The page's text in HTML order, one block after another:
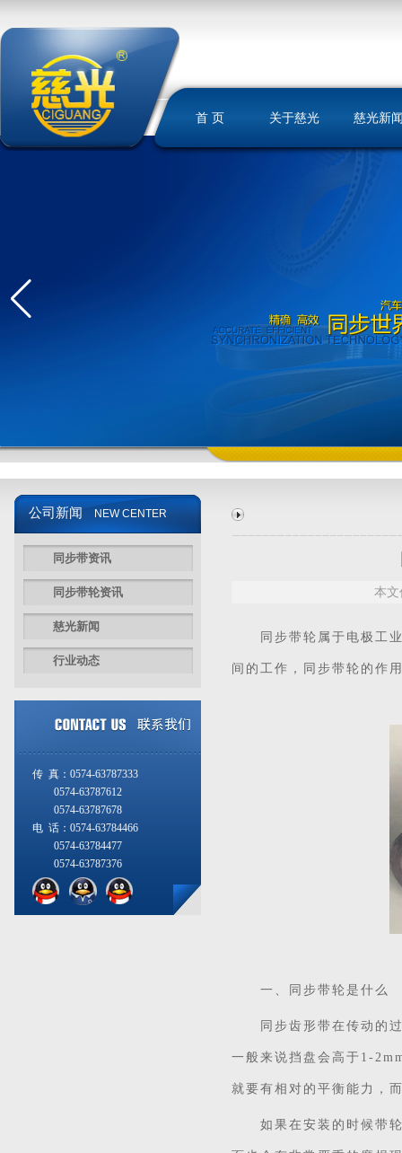
首 页 关于慈光 慈光新
公司新闻 NEW CENTER
同步带资讯
同步带轮资讯
慈光新闻
行业动态
传 真：0574-63787333
0574-63787612
0574-63787678
电 话：0574-63784466
0574-63784477
0574-63787376
本
同步带 轮属于电极工
间的工作， 同步带轮 的作
一、同步带轮是什么
同步齿形带在传动的过
一般来说挡盘会高于1-
就要有相对的平衡能力，
如果在安装的时候带轮